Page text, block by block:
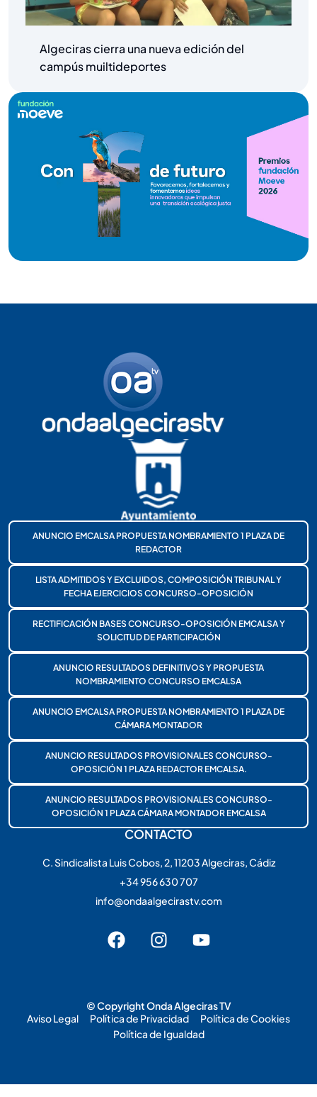
Algeciras cierra una nueva edición del
campús muiltideportes
ANUNCIO EMCALSA PROPUESTA NOMBRAMIENTO 1 PLAZA DE
REDACTOR
LISTA ADMITIDOS Y EXCLUIDOS, COMPOSICIÓN TRIBUNAL Y
FECHA EJERCICIOS CONCURSO-OPOSICIÓN
RECTIFICACIÓN BASES CONCURSO-OPOSICIÓN EMCALSA Y
SOLICITUD DE PARTICIPACIÓN
ANUNCIO RESULTADOS DEFINITIVOS Y PROPUESTA
NOMBRAMIENTO CONCURSO EMCALSA
ANUNCIO EMCALSA PROPUESTA NOMBRAMIENTO 1 PLAZA DE
CÁMARA MONTADOR
ANUNCIO RESULTADOS PROVISIONALES CONCURSO-
OPOSICIÓN 1 PLAZA REDACTOR EMCALSA.
ANUNCIO RESULTADOS PROVISIONALES CONCURSO-
OPOSICIÓN 1 PLAZA CÁMARA MONTADOR EMCALSA
CONTACTO
C. Sindicalista Luis Cobos, 2, 11203 Algeciras, Cádiz
+34 956 630 707
info@ondaalgecirastv.com
© Copyright Onda Algeciras TV
Aviso Legal
Política de Privacidad
Política de Cookies
Política de Igualdad